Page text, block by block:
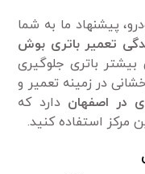
پیشنهاد ما به شما
تعمیر باتری بوش
بیشتر باتری جلوگیری
در زمینه تعمیر و
در اصفهان دارد که
مرکز استفاده کنید.